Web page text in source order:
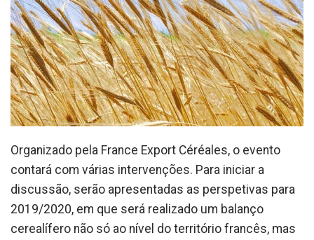
Organizado pela France Export Céréales, o evento
contará com várias intervenções. Para iniciar a
discussão, serão apresentadas as perspetivas para
2019/2020, em que será realizado um balanço
cerealífero não só ao nível do território francês, mas